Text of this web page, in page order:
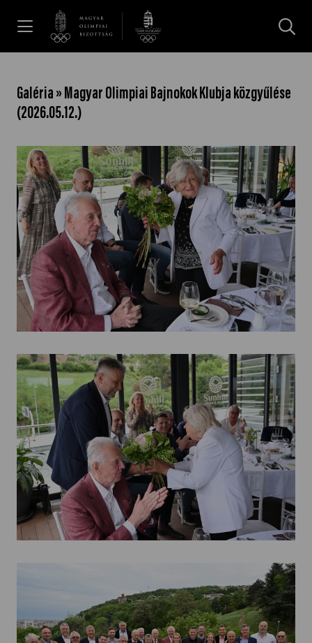
Dakar 2026
Los Angeles 2028
MOB
Kettőskarrier-program
NOB
Társszervezetek
OVEP
Adatbank
Galéria » Magyar Olimpiai Bajnokok Klubja közgyűlése
(2026.05.12.)